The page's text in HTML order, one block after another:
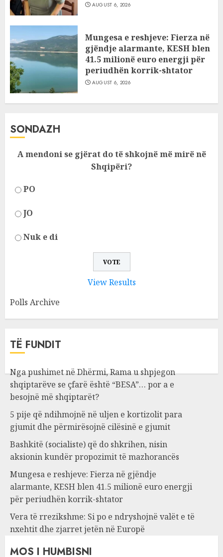
AUGUST 6, 2026
Mungesa e reshjeve: Fierza në
gjëndje alarmante, KESH blen
41.5 milionë euro energji për
periudhën korrik-shtator
AUGUST 6, 2026
SONDAZH
A mendoni se gjërat do të shkojnë më mirë në
Shqipëri?
PO
JO
Nuk e di
View Results
Polls Archive
TË FUNDIT
Nga pushimet në Dhërmi, Rama u shpjegon
shqiptarëve se çfarë është “BESA”… por a e
besojnë më shqiptarët?
5 pije që ndihmojnë në uljen e kortizolit para
gjumit dhe përmirësojnë cilësinë e gjumit
Bashkitë (socialiste) që do shkrihen, nisin
aksionin kundër propozimit të mazhorancës
Mungesa e reshjeve: Fierza në gjëndje
alarmante, KESH blen 41.5 milionë euro energji
për periudhën korrik-shtator
Vera të rrezikshme: Si po e ndryshojnë valët e të
nxehtit dhe zjarret jetën në Europë
MOS I HUMBISNI